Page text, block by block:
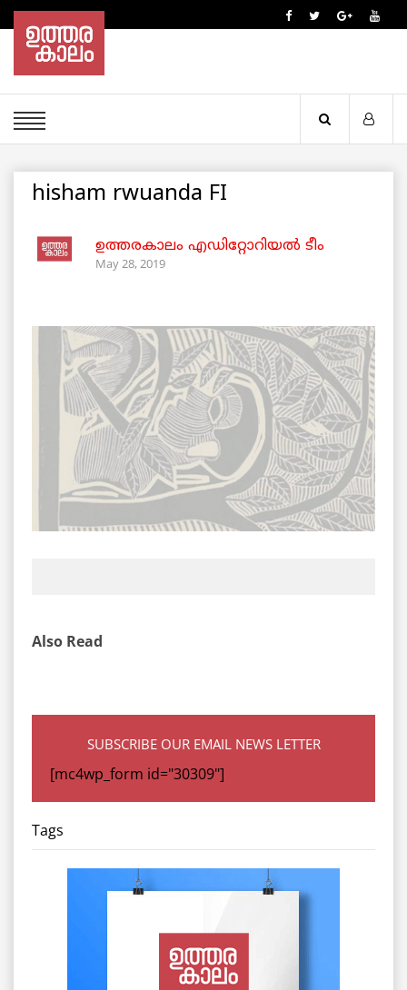
hisham rwuanda FI
ഉത്തരകാലം എഡിറ്റോറിയല്‍ ടീം
May 28, 2019
Also Read
SUBSCRIBE OUR EMAIL NEWS LETTER
[mc4wp_form id="30309"]
Tags